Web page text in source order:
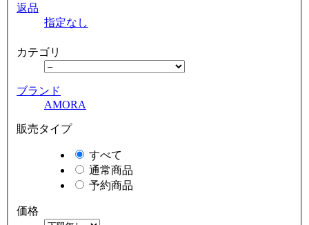
返品
指定なし
カテゴリ
ブランド
AMORA
販売タイプ
すべて
通常商品
予約商品
価格